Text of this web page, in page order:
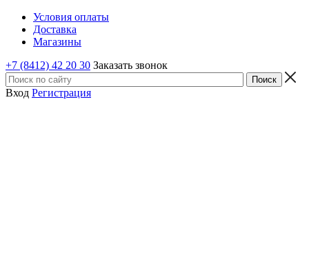
Условия оплаты
Доставка
Магазины
+7 (8412) 42 20 30 Заказать звонок
Вход Регистрация